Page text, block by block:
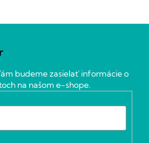
budeme zasielať informácie o
na našom e-shope.